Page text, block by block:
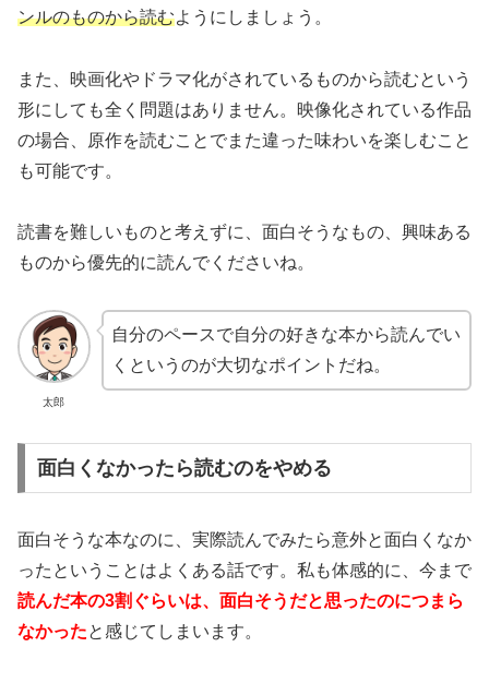
ンルのものから読むようにしましょう。
また、映画化やドラマ化がされているものから読むという
形にしても全く問題はありません。映像化されている作品
の場合、原作を読むことでまた違った味わいを楽しむこと
も可能です。
読書を難しいものと考えずに、面白そうなもの、興味ある
ものから優先的に読んでくださいね。
太郎
自分のペースで自分の好きな本から読んでい
くというのが大切なポイントだね。
面白くなかったら読むのをやめる
面白そうな本なのに、実際読んでみたら意外と面白くなか
ったということはよくある話です。私も体感的に、今まで
読んだ本の3割ぐらいは、面白そうだと思ったのにつまら
なかったと感じてしまいます。